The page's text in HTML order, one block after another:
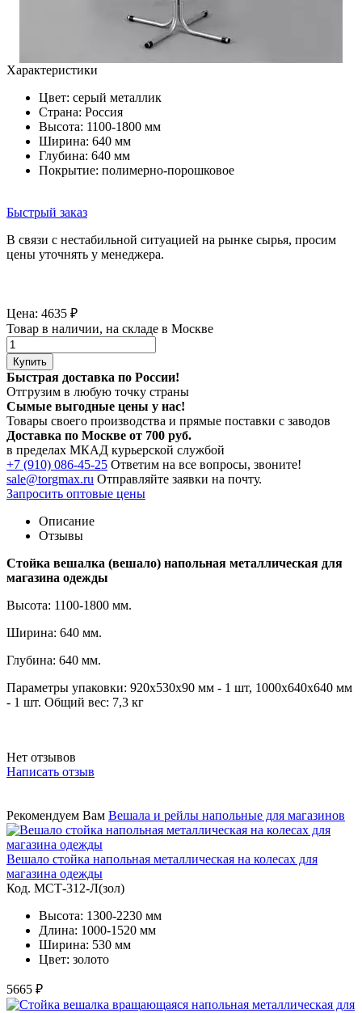
Характеристики
Цвет: серый металлик
Страна: Россия
Высота: 1100-1800 мм
Ширина: 640 мм
Глубина: 640 мм
Покрытие: полимерно-порошковое
Быстрый заказ
В связи с нестабильной ситуацией на рынке сырья, просим
цены уточнять у менеджера.
Цена: 4635 ₽
Товар в наличии, на складе в Москве
Купить
Быстрая доставка по России!
Отгрузим в любую точку страны
Сымые выгодные цены у нас!
Товары своего производства и прямые поставки с заводов
Доставка по Москве от 700 руб.
в пределах МКАД курьерской службой
+7 (910) 086-45-25 Ответим на все вопросы, звоните!
sale@torgmax.ru Отправляйте заявки на почту.
Запросить оптовые цены
Описание
Отзывы
Стойка вешалка (вешало) напольная металлическая для
магазина одежды
Высота: 1100-1800 мм.
Ширина: 640 мм.
Глубина: 640 мм.
Параметры упаковки: 920х530х90 мм - 1 шт, 1000х640х640 мм
- 1 шт. Общий вес: 7,3 кг
Нет отзывов
Написать отзыв
Рекомендуем Вам Вешала и рейлы напольные для магазинов
Вешало стойка напольная металлическая на колесах для
магазина одежды
Код. MСТ-312-Л(зол)
Высота: 1300-2230 мм
Длина: 1000-1520 мм
Ширина: 530 мм
Цвет: золото
5665 ₽